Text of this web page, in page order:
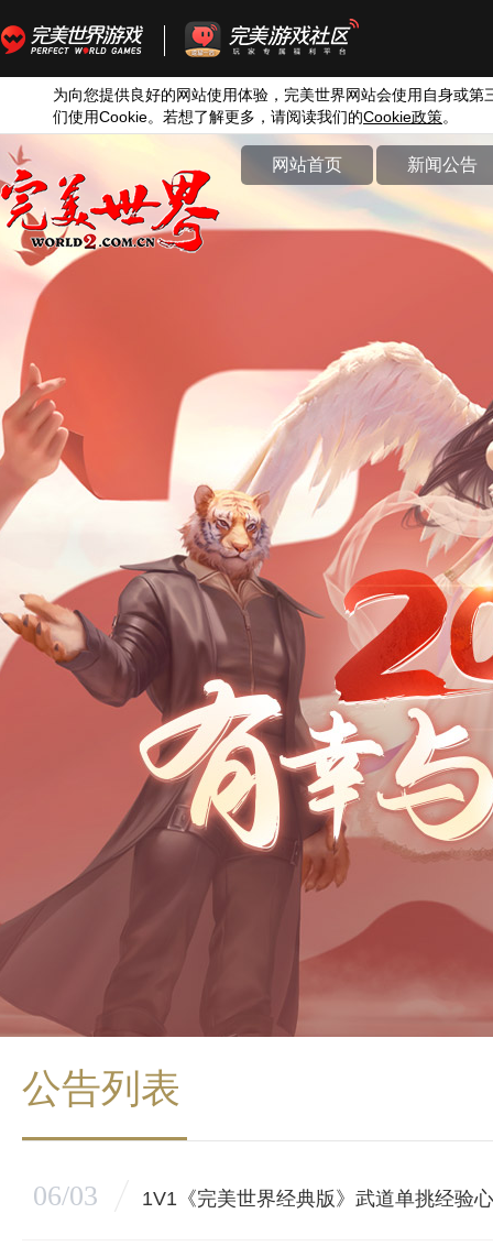
为向您提供良好的网站使用体验，完美世界网站会使用自身或第
们使用Cookie。若想了解更多，请阅读我们的Cookie政策。
网站首页 新闻公告
公告列表
06/03 1V1《完美世界经典版》武道单挑经验